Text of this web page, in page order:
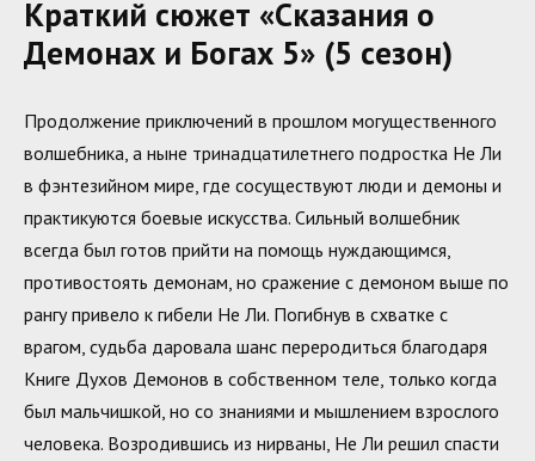
Краткий сюжет «Сказания о
Демонах и Богах 5» (5 сезон)
Продолжение приключений в прошлом могущественного
волшебника, а ныне тринадцатилетнего подростка Не Ли
в фэнтезийном мире, где сосуществуют люди и демоны и
практикуются боевые искусства. Сильный волшебник
всегда был готов прийти на помощь нуждающимся,
противостоять демонам, но сражение с демоном выше по
рангу привело к гибели Не Ли. Погибнув в схватке с
врагом, судьба даровала шанс переродиться благодаря
Книге Духов Демонов в собственном теле, только когда
был мальчишкой, но со знаниями и мышлением взрослого
человека. Возродившись из нирваны, Не Ли решил спасти